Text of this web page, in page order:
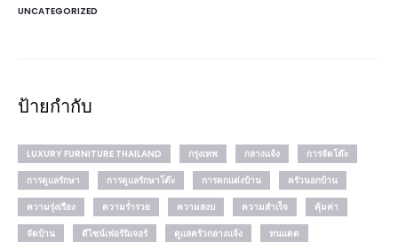
UNCATEGORIZED
ป้ายกำกับ
LUXURY FURNITURE THAILAND กรุงเทพ กลางแจ้ง
การจัดโต๊ะ
การดูแลรักษา
การดูแลรักษาโต๊ะ การตกแต่งบ้าน
ครัวนอกบ้าน
ความรุ่งเรือง
ความร่ำรวย ความสงบ ความสำเร็จ
คุ้มค่า
จัดบ้าน
ดีไซน์เฟอร์นิเจอร์ ดูแลครัวกลางแจ้ง
ทนแดด